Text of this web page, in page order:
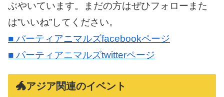
ぶやいています。まだの方はぜひフォローまた
は”いいね”してください。
■ パーティアニマルズfacebookページ
■ パーティアニマルズtwitterページ
🐲アジア関連のイベント